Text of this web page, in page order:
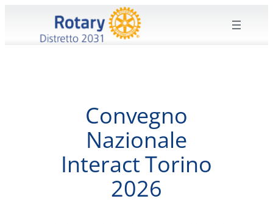
contenuto
Convegno
Nazionale
Interact Torino
2026